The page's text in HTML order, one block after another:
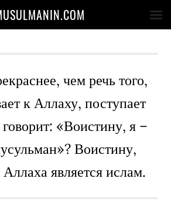
чем речь того,
к Аллаху, поступает
«Воистину, я –
Воистину,
является ислам.